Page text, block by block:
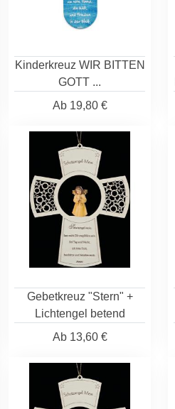
Kinderkreuz WIR BITTEN
GOTT ...
Ab19,80 €
Gebetkreuz "Stern" +
Lichtengel betend
Ab13,60 €